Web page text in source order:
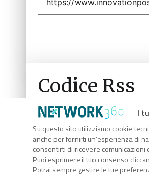
I
Su questo sito utilizziamo cookie
anche per fornirti un’esperienza di
consentirti di ricevere
Puoi esprimere il tuo consenso
Potrai sempre gestire le tue
Codice Rss
RSS link